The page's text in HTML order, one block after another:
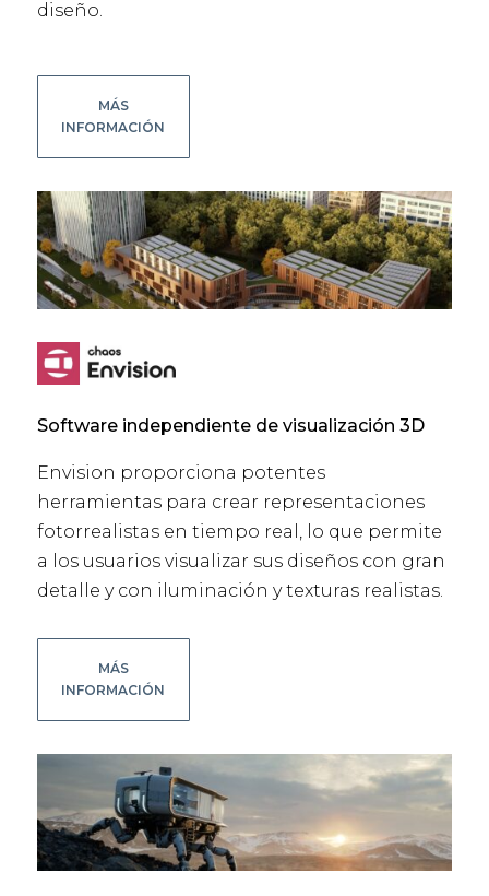
diseño.
MÁS
INFORMACIÓN
Software independiente de visualización 3D
Envision proporciona potentes
herramientas para crear representaciones
fotorrealistas en tiempo real, lo que permite
a los usuarios visualizar sus diseños con gran
detalle y con iluminación y texturas realistas.
MÁS
INFORMACIÓN